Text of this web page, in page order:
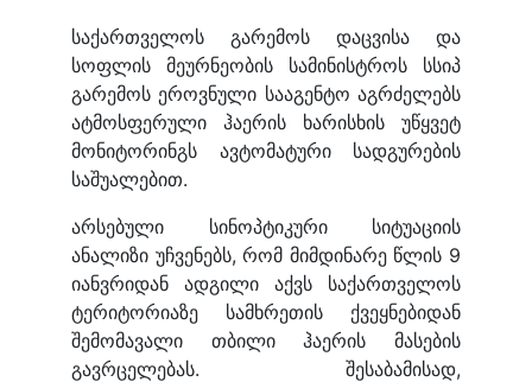
საქართველოს გარემოს დაცვისა და
სოფლის მეურნეობის სამინისტროს სსიპ
გარემოს ეროვნული სააგენტო აგრძელებს
ატმოსფერული ჰაერის ხარისხის უწყვეტ
მონიტორინგს ავტომატური სადგურების
საშუალებით.
არსებული სინოპტიკური სიტუაციის
ანალიზი უჩვენებს, რომ მიმდინარე წლის 9
იანვრიდან ადგილი აქვს საქართველოს
ტერიტორიაზე სამხრეთის ქვეყნებიდან
შემომავალი თბილი ჰაერის მასების
გავრცელებას. შესაბამისად,